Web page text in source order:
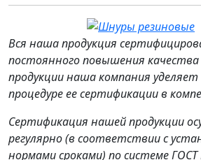
Вся наша продукция
постоянного повышения качества
продукции наша компания
процедуре ее сертификации в
Сертификация нашей продукции
регулярно (в соответствии с
нормами сроками) по системе ГОСТ